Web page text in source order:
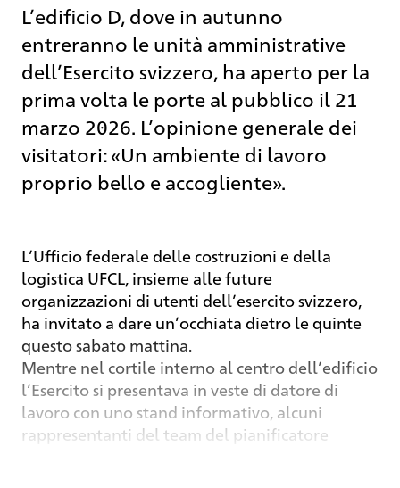
L’edificio D, dove in autunno
entreranno le unità amministrative
dell’Esercito svizzero, ha aperto per la
prima volta le porte al pubblico il 21
marzo 2026. L’opinione generale dei
visitatori: «Un ambiente di lavoro
proprio bello e accogliente».
L’Ufficio federale delle costruzioni e della
logistica UFCL, insieme alle future
organizzazioni di utenti dell’esercito svizzero,
ha invitato a dare un’occhiata dietro le quinte
questo sabato mattina.
Mentre nel cortile interno al centro dell’edificio
l’Esercito si presentava in veste di datore di
lavoro con uno stand informativo, alcuni
rappresentanti del team del pianificatore